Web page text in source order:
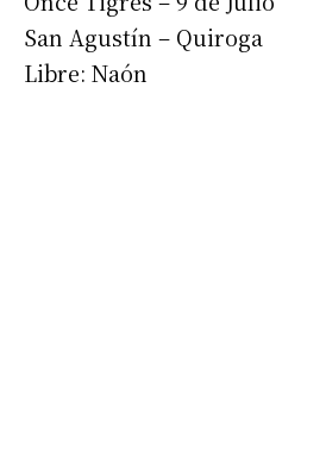
San Agustín – Quiroga
Libre: Naón